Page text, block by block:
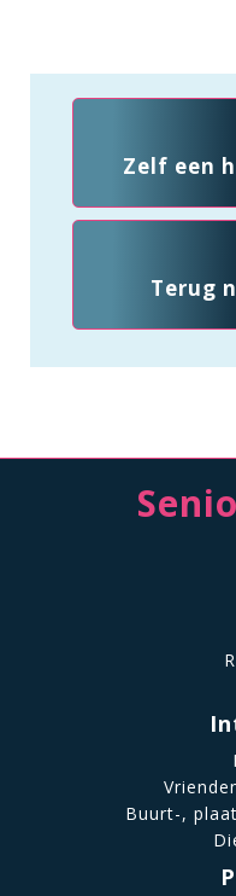
Zelf een
Terug
Buurt-,